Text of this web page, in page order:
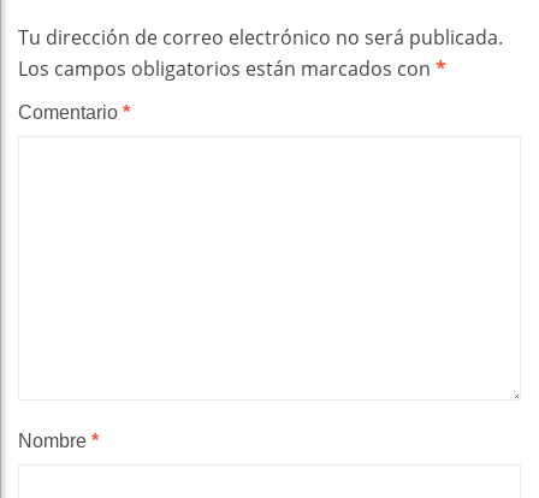
Tu dirección de correo electrónico no será publicada.
Los campos obligatorios están marcados con *
Comentario *
Nombre *